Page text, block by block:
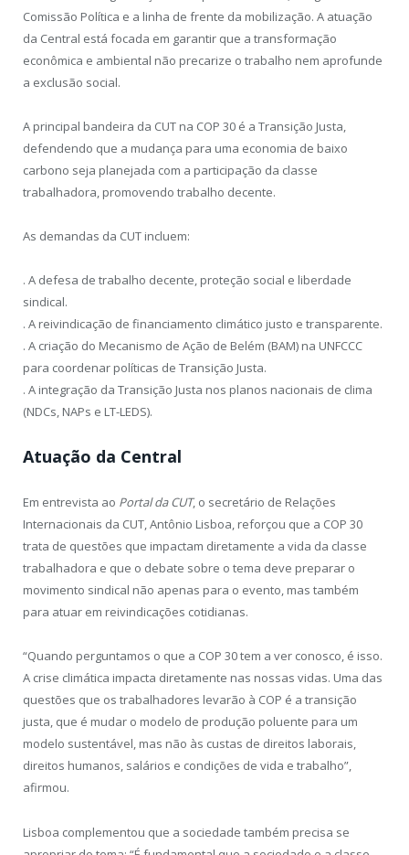
Comissão Política e a linha de frente da mobilização. A atuação
da Central está focada em garantir que a transformação
econômica e ambiental não precarize o trabalho nem aprofunde
a exclusão social.
A principal bandeira da CUT na COP 30 é a Transição Justa,
defendendo que a mudança para uma economia de baixo
carbono seja planejada com a participação da classe
trabalhadora, promovendo trabalho decente.
As demandas da CUT incluem:
. A defesa de trabalho decente, proteção social e liberdade
sindical.
. A reivindicação de financiamento climático justo e transparente.
. A criação do Mecanismo de Ação de Belém (BAM) na UNFCCC
para coordenar políticas de Transição Justa.
. A integração da Transição Justa nos planos nacionais de clima
(NDCs, NAPs e LT-LEDS).
Atuação da Central
Em entrevista ao Portal da CUT, o secretário de Relações
Internacionais da CUT, Antônio Lisboa, reforçou que a COP 30
trata de questões que impactam diretamente a vida da classe
trabalhadora e que o debate sobre o tema deve preparar o
movimento sindical não apenas para o evento, mas também
para atuar em reivindicações cotidianas.
“Quando perguntamos o que a COP 30 tem a ver conosco, é isso.
A crise climática impacta diretamente nas nossas vidas. Uma das
questões que os trabalhadores levarão à COP é a transição
justa, que é mudar o modelo de produção poluente para um
modelo sustentável, mas não às custas de direitos laborais,
direitos humanos, salários e condições de vida e trabalho”,
afirmou.
Lisboa complementou que a sociedade também precisa se